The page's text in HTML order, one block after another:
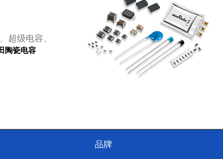
超级电容、
陶瓷电容
品牌